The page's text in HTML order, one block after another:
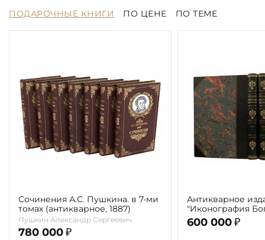
ПОДАРОЧНЫЕ КНИГИ ПО ЦЕНЕ ПО ТЕМЕ
Сочинения А.С. Пушкина. в 7-ми
томах (антикварное, 1887)
Пушкин Александр Сергеевич
780 000 ₽
Антикварное
"Иконография
г. (в 2-х томах с
автора)
600 000 ₽